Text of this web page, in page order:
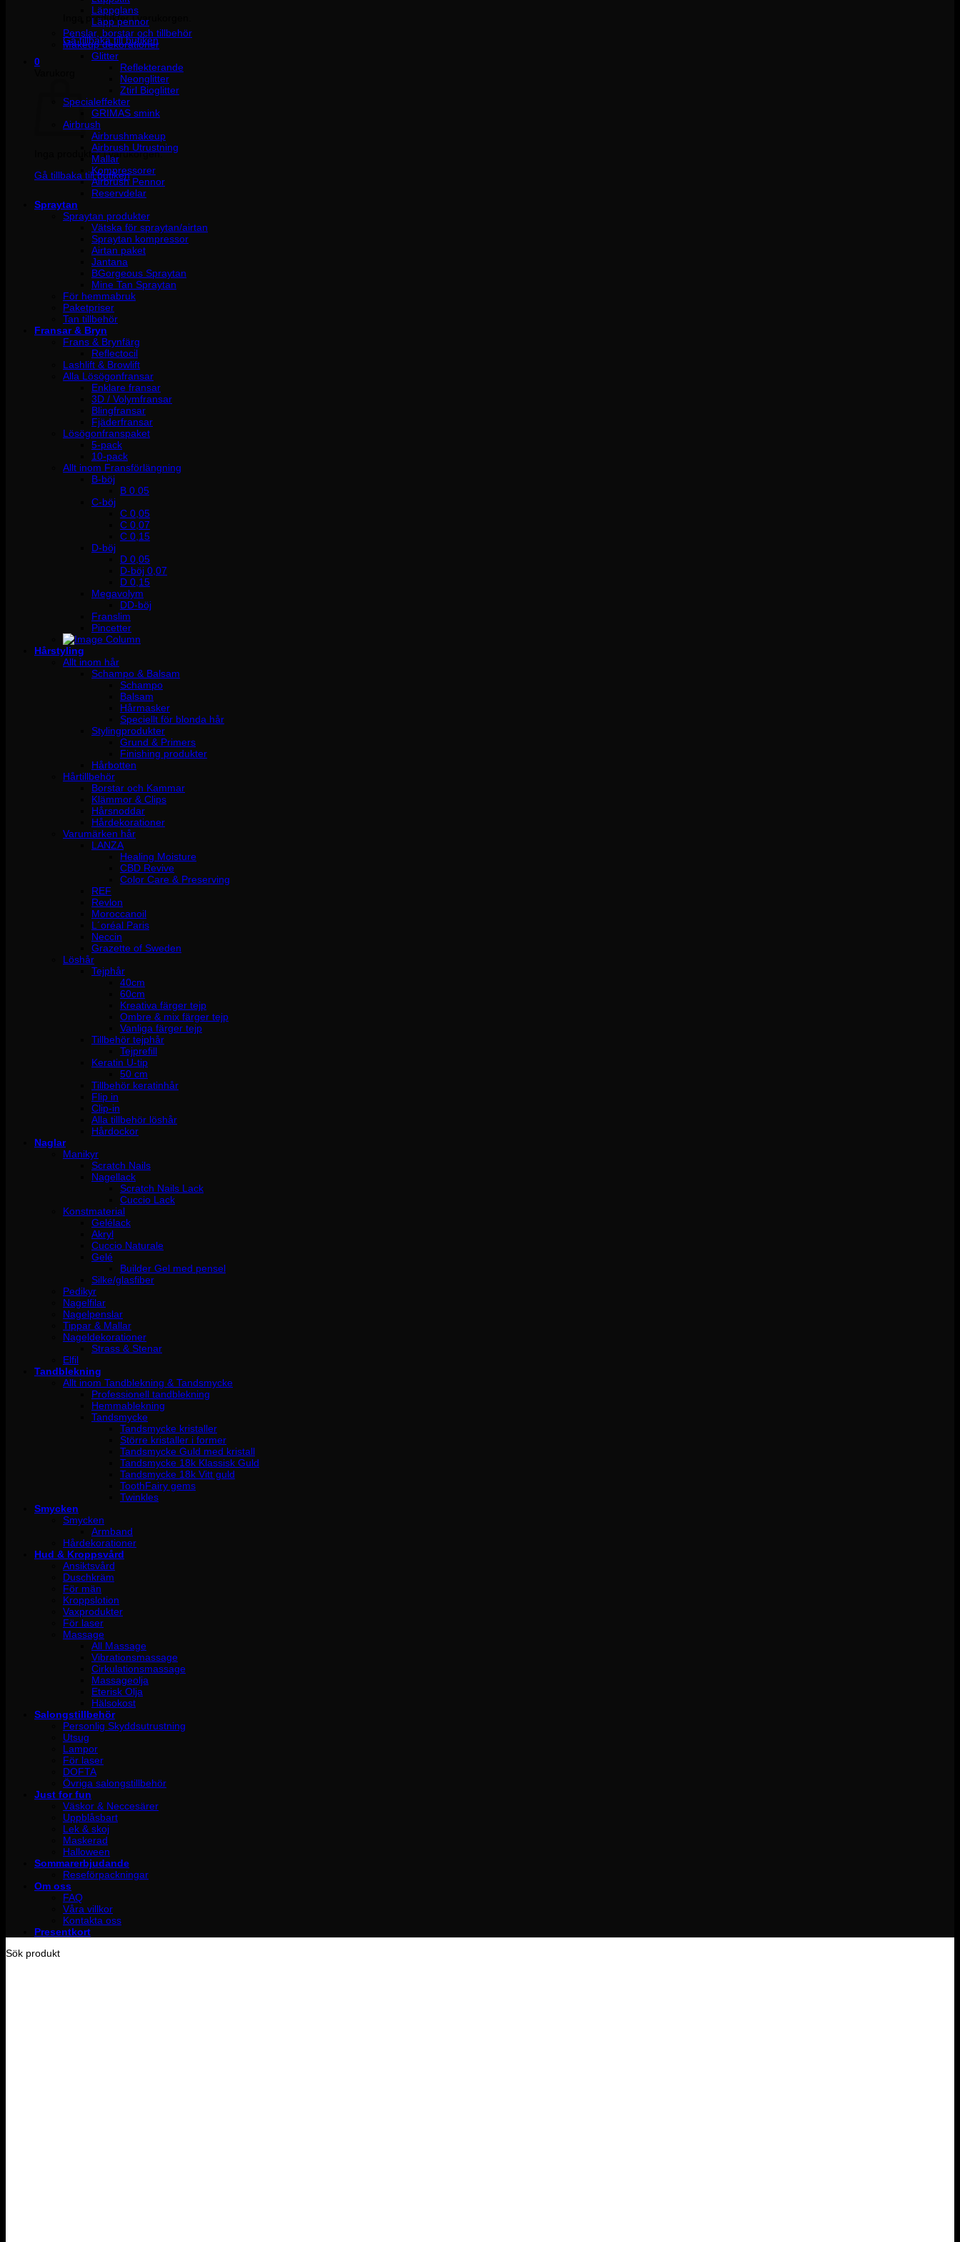
Inga produkter i varukorgen.
Gå tillbaka till butiken
0
Inga produkter i varukorgen.
Gå tillbaka till butiken
Läppglans
Läpp pennor
Penslar, borstar och tillbehör
Makeup dekorationer
Glitter
Reflekterande
Neonglitter
Ztirl Bioglitter
Specialeffekter
GRIMAS smink
Airbrush
Airbrushmakeup
Airbrush Utrustning
Mallar
Kompressorer
Airbrush Pennor
Reservdelar
Spraytan
Spraytan produkter
Vätska för spraytan/airtan
Spraytan kompressor
Airtan paket
Jantana
BGorgeous Spraytan
Mine Tan Spraytan
För hemmabruk
Paketpriser
Tan tillbehör
Fransar & Bryn
Frans & Brynfärg
Reflectocil
Lashlift & Browlift
Alla Lösögonfransar
Enklare fransar
3D / Volymfransar
Blingfransar
Fjäderfransar
Lösögonfranspaket
5-pack
10-pack
Allt inom Fransförlängning
B-böj
B 0.05
C-böj
C 0,05
C 0,07
C 0,15
D-böj
D 0,05
D-böj 0,07
D 0,15
Megavolym
DD-böj
Franslim
Pincetter
Hårstyling
Allt inom hår
Schampo & Balsam
Schampo
Balsam
Hårmasker
Speciellt för blonda hår
Stylingprodukter
Grund & Primers
Finishing produkter
Hårbotten
Hårtillbehör
Borstar och Kammar
Klämmor & Clips
Hårsnoddar
Hårdekorationer
Varumärken hår
LANZA
Healing Moisture
CBD Revive
Color Care & Preserving
REF
Revlon
Moroccanoil
L´oréal Paris
Neccin
Grazette of Sweden
Löshår
Tejphår
40cm
60cm
Kreativa färger tejp
Ombre & mix färger tejp
Vanliga färger tejp
Tillbehör tejphår
Tejprefill
Keratin U-tip
50 cm
Tillbehör keratinhår
Flip in
Clip-in
Alla tillbehör löshår
Hårdockor
Naglar
Manikyr
Scratch Nails
Nagellack
Scratch Nails Lack
Cuccio Lack
Konstmaterial
Gelélack
Akryl
Cuccio Naturale
Gelé
Builder Gel med pensel
Silke/glasfiber
Pedikyr
Nagelfilar
Nagelpenslar
Tippar & Mallar
Nageldekorationer
Strass & Stenar
Elfil
Tandblekning
Allt inom Tandblekning & Tandsmycke
Professionell tandblekning
Hemmablekning
Tandsmycke
Tandsmycke kristaller
Större kristaller i former
Tandsmycke Guld med kristall
Tandsmycke 18k Klassisk Guld
Tandsmycke 18k Vitt guld
ToothFairy gems
Twinkles
Smycken
Smycken
Armband
Hårdekorationer
Hud & Kroppsvård
Ansiktsvård
Duschkräm
För män
Kroppslotion
Vaxprodukter
För laser
Massage
All Massage
Vibrationsmassage
Cirkulationsmassage
Massageolja
Eterisk Olja
Hälsokost
Salongstillbehör
Personlig Skyddsutrustning
Utsug
Lampor
För laser
DOFTA
Övriga salongstillbehör
Just for fun
Väskor & Neccesärer
Uppblåsbart
Lek & skoj
Maskerad
Halloween
Sommarerbjudande
Reseförpackningar
Om oss
FAQ
Våra villkor
Kontakta oss
Presentkort
Sök produkt